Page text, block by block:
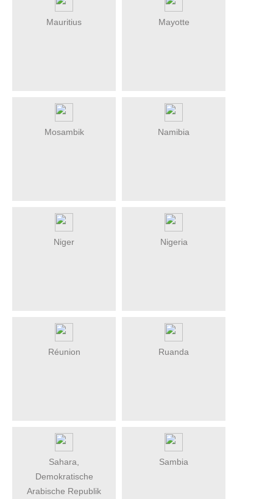
Mauritius Mayotte
Mosambik Namibia
Niger Nigeria
Réunion Ruanda
Sahara,
Demokratische
Arabische Republik
Sambia